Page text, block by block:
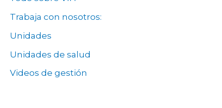
Trabaja con nosotros:
Unidades
Unidades de salud
Videos de gestión